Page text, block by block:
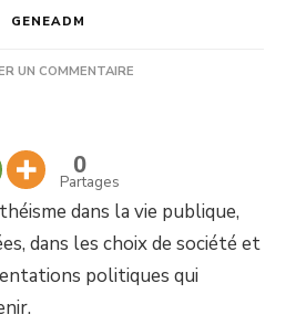
GENEADM
UN COMMENTAIRE
0
Partages
dans la vie publique,
dans les choix de société et
politiques qui